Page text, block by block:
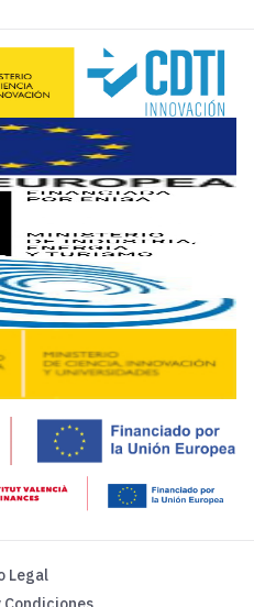
en el mundo y eso
de la civilización, el tejido
Legal